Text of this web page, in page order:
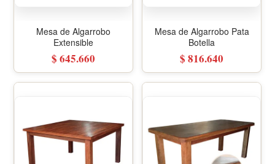
Mesa de Algarrobo
Extensible
$ 645.660
Mesa de Algarrobo Pata
Botella
$ 816.640